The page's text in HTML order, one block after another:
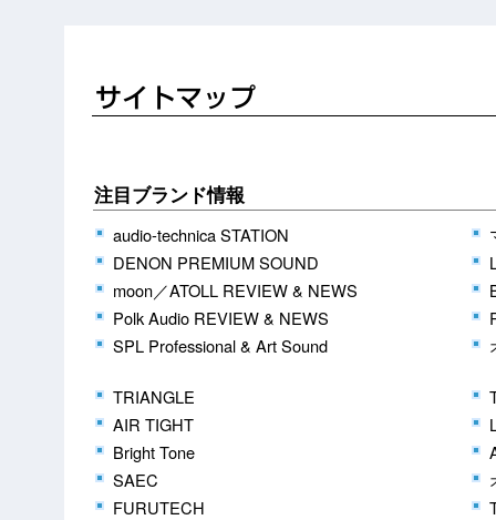
注目ブランド情報
audio-technica STATION
DENON PREMIUM SOUND
moon／ATOLL REVIEW & NEWS
Polk Audio REVIEW & NEWS
SPL Professional & Art Sound
TRIANGLE
AIR TIGHT
Bright Tone
SAEC
FURUTECH